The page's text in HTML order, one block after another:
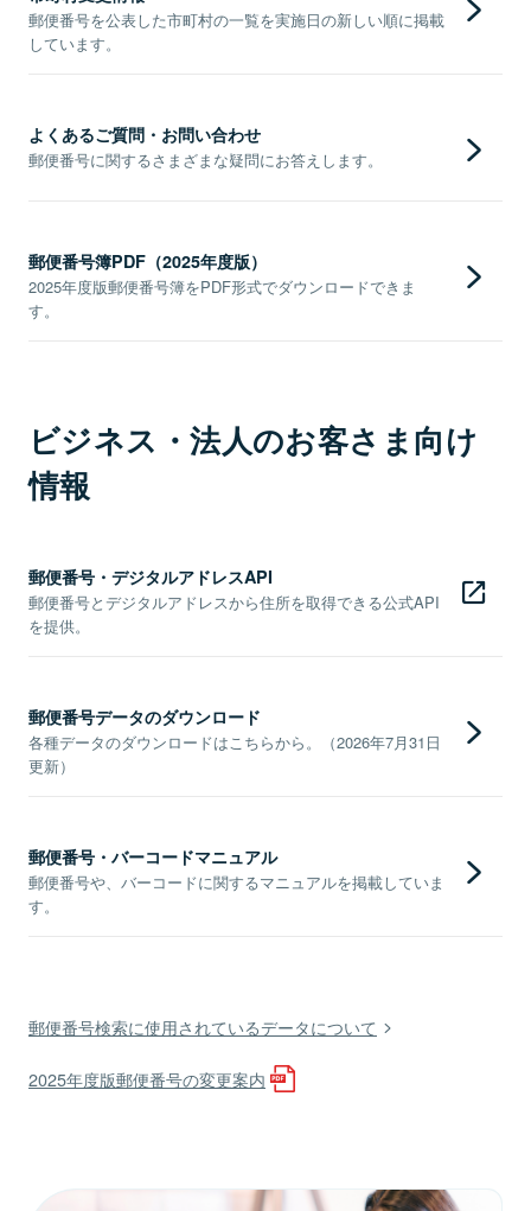
郵便番号を公表した市町村の一覧を実施日の新しい順に掲載
しています。
よくあるご質問・お問い合わせ
郵便番号に関するさまざまな疑問にお答えします。
郵便番号簿PDF（2025年度版）
2025年度版郵便番号簿をPDF形式でダウンロードできま
す。
ビジネス・法人のお客さま向け
情報
郵便番号・デジタルアドレスAPI
郵便番号とデジタルアドレスから住所を取得できる公式API
を提供。
郵便番号データのダウンロード
各種データのダウンロードはこちらから。（2026年7月31日
更新）
郵便番号・バーコードマニュアル
郵便番号や、バーコードに関するマニュアルを掲載していま
す。
郵便番号検索に使用されているデータについて
2025年度版郵便番号の変更案内